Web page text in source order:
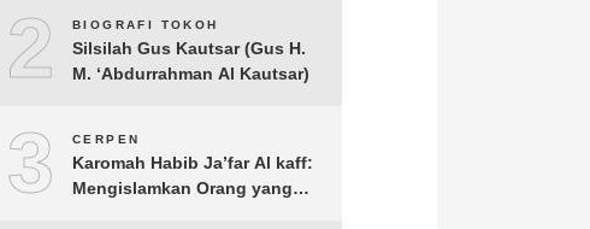
2 BIOGRAFI TOKOH
Silsilah Gus Kautsar (Gus H.
M. ‘Abdurrahman Al Kautsar)
3 CERPEN
Karomah Habib Ja’far Al kaff:
Mengislamkan Orang yang